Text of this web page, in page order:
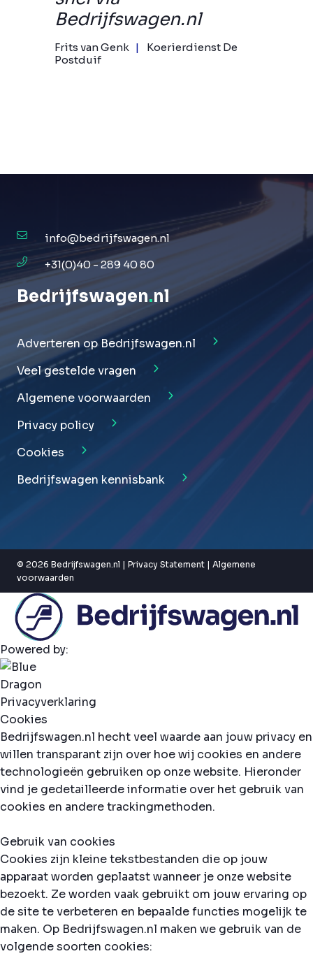
Bedrijfswagen.nl
Frits van Genk
Koerierdienst De
Postduif
info@bedrijfswagen.nl
+31(0)40 - 289 40 80
Bedrijfswagen.nl
Adverteren op Bedrijfswagen.nl
Veel gestelde vragen
Algemene voorwaarden
Privacy policy
Cookies
Bedrijfswagen kennisbank
© 2026 Bedrijfswagen.nl | Privacy Statement | Algemene
voorwaarden
Powered by:
Privacyverklaring
Cookies
Bedrijfswagen.nl hecht veel waarde aan jouw privacy en
willen transparant zijn over hoe wij cookies en andere
technologieën gebruiken op onze website. Hieronder
vind je gedetailleerde informatie over het gebruik van
cookies en andere trackingmethoden.
Gebruik van cookies
Cookies zijn kleine tekstbestanden die op jouw
apparaat worden geplaatst wanneer je onze website
bezoekt. Ze worden vaak gebruikt om jouw ervaring op
de site te verbeteren en bepaalde functies mogelijk te
maken. Op Bedrijfswagen.nl maken we gebruik van de
volgende soorten cookies: